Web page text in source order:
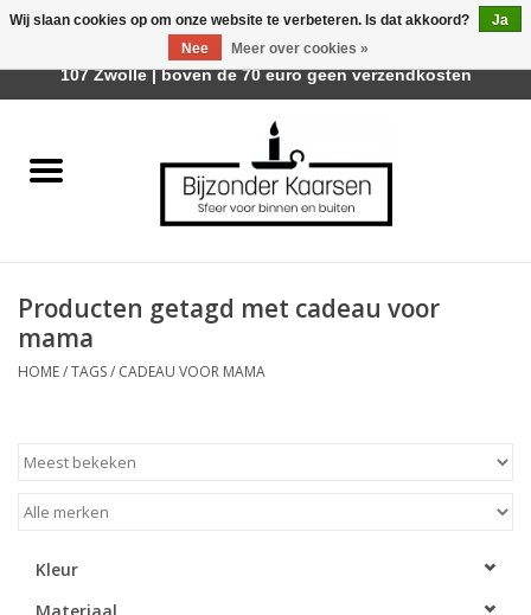
Räder Design Stories
Geurkaarsen
Tafelhaarden
Kaarsenhouders
LED Kaarsen
Producten getagd met cadeau voor
mama
HOME/TAGS/ CADEAU VOOR MAMA
Kleur
Wij slaan cookies op om onze website te verbeteren. Is dat akkoord?
Ja
Nee
Meer over cookies »
Afhalen is mogelijk bij Trotz Woon & Cadeau | Belvederelaan
107 Zwolle | boven de 70 euro geen verzendkosten